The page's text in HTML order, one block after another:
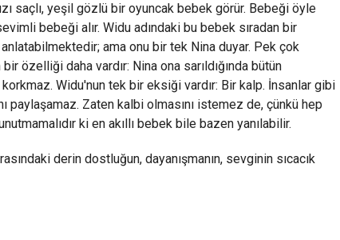
saçlı, yeşil gözlü bir oyuncak bebek görür. Bebeği öyle
bebeği alır. Widu adındaki bu bebek sıradan bir
ama onu bir tek Nina duyar. Pek çok
özelliği daha vardır: Nina ona sarıldığında bütün
Widu'nun tek bir eksiği vardır: Bir kalp. İnsanlar gibi
paylaşamaz. Zaten kalbi olmasını istemez de, çünkü hep
ki en akıllı bebek bile bazen yanılabilir.
derin dostluğun, dayanışmanın, sevginin sıcacık